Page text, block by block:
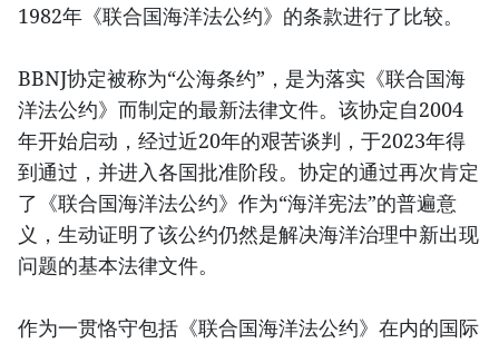
1982年《联合国海洋法公约》的条款进行了比较。
BBNJ协定被称为“公海条约”，是为落实《联合国海
洋法公约》而制定的最新法律文件。该协定自2004
年开始启动，经过近20年的艰苦谈判，于2023年得
到通过，并进入各国批准阶段。协定的通过再次肯定
了《联合国海洋法公约》作为“海洋宪法”的普遍意
义，生动证明了该公约仍然是解决海洋治理中新出现
问题的基本法律文件。
作为一贯恪守包括《联合国海洋法公约》在内的国际